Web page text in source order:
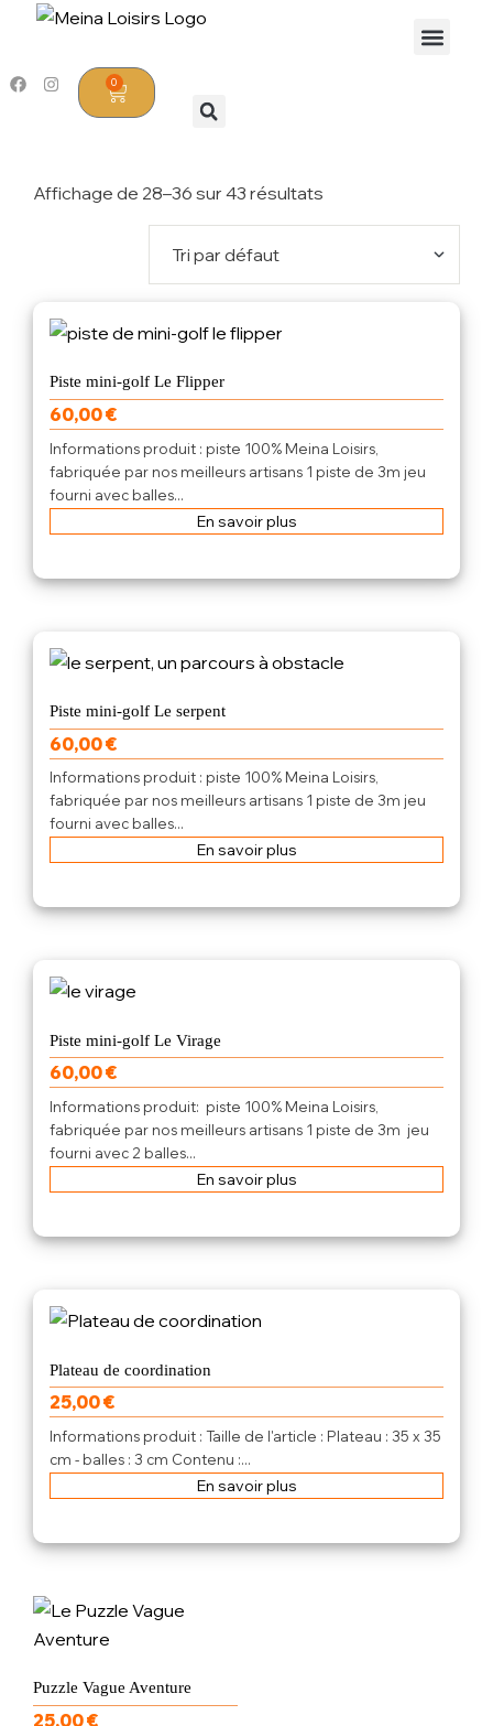
0
Affichage de 28–36 sur 43 résultats
Piste mini-golf Le Flipper
60,00€
Informations produit : piste 100% Meina Loisirs,
fabriquée par nos meilleurs artisans 1 piste de 3m jeu
fourni avec balles...
En savoir plus
Piste mini-golf Le serpent
60,00€
Informations produit : piste 100% Meina Loisirs,
fabriquée par nos meilleurs artisans 1 piste de 3m jeu
fourni avec balles...
En savoir plus
Piste mini-golf Le Virage
60,00€
Informations produit: piste 100% Meina Loisirs,
fabriquée par nos meilleurs artisans 1 piste de 3m jeu
fourni avec 2 balles...
En savoir plus
Plateau de coordination
25,00€
Informations produit : Taille de l'article : Plateau : 35 x 35
cm - balles : 3 cm Contenu :...
En savoir plus
Puzzle Vague Aventure
25,00€